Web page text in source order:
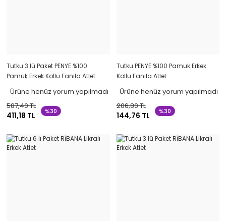
Tutku 3 lü Paket PENYE %100
Pamuk Erkek Kollu Fanila Atlet
Ürüne henüz yorum yapılmadı
587,40 TL
411,18 TL %30
Tutku PENYE %100 Pamuk Erkek
Kollu Fanila Atlet
Ürüne henüz yorum yapılmadı
206,80 TL
144,76 TL %30